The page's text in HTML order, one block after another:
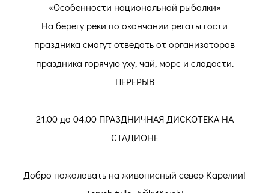
«Особенности национальной рыбалки»
На берегу реки по окончании регаты гости
праздника смогут отведать от организаторов
праздника горячую уху, чай, морс и сладости.
ПЕРЕРЫВ
21.00 до 04.00 ПРАЗДНИЧНАЯ ДИСКОТЕКА НА
СТАДИОНЕ
Добро пожаловать на живописный север Карелии!